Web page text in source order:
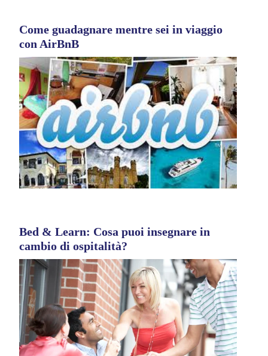
Come guadagnare mentre sei in viaggio
con AirBnB
Bed & Learn: Cosa puoi insegnare in
cambio di ospitalità?